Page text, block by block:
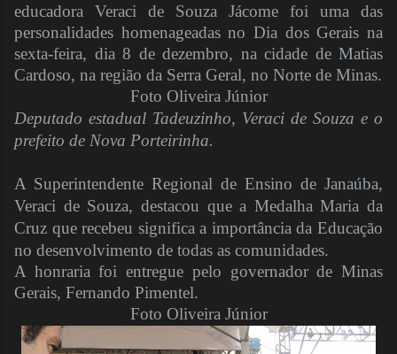
educadora Veraci de Souza Jácome foi uma das
personalidades homenageadas no Dia dos Gerais na
sexta-feira, dia 8 de dezembro, na cidade de Matias
Cardoso, na região da Serra Geral, no Norte de Minas.
Foto Oliveira Júnior
Deputado estadual Tadeuzinho, Veraci de Souza e o
prefeito de Nova Porteirinha.
A Superintendente Regional de Ensino de Janaúba,
Veraci de Souza, destacou que a Medalha Maria da
Cruz que recebeu significa a importância da Educação
no desenvolvimento de todas as comunidades.
A honraria foi entregue pelo governador de Minas
Gerais, Fernando Pimentel.
Foto Oliveira Júnior